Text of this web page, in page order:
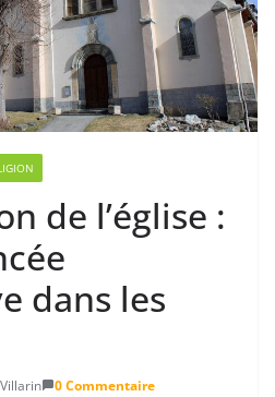
de l’église :
dans les
0 Commentaire